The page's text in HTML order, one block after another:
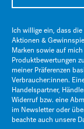
Ich willige ein, dass
Aktionen &
Marken sowie auf
Produktbewertungen
meiner Präferenzen
Verbraucher:innen.
Handelspartner,
Widerruf bzw. eine
im Newsletter oder
beachte auch unsere